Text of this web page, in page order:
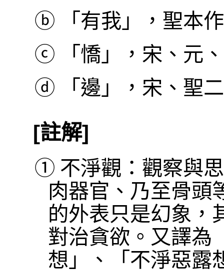
ⓑ
「有我」，聖本
ⓒ
「憍」，宋、元
ⓓ
「邊」，宋、聖
[註解]
① 不淨觀：觀察與
肉器官、乃至骨頭
的外表只是幻象，
對治貪欲。又譯為
想」、「不淨惡露